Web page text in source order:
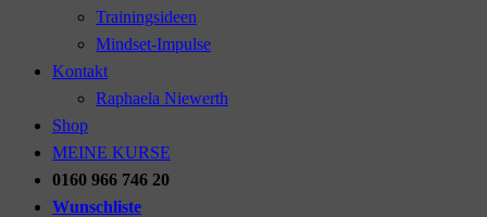
Trainingsideen
Mindset-Impulse
Kontakt
Raphaela Niewerth
Shop
MEINE KURSE
0160 966 746 20
Wunschliste